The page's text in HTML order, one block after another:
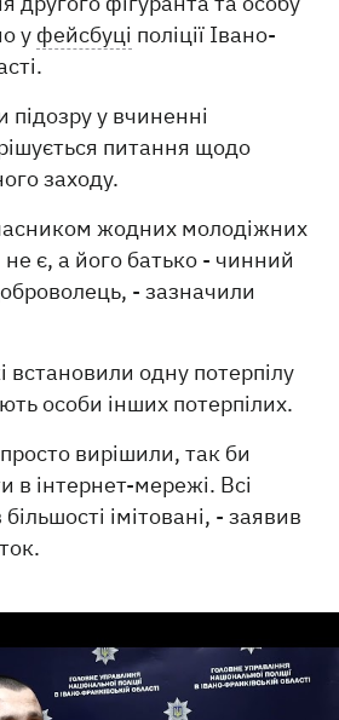
у фейсбуці поліції Івано-
у вчиненні
питання щодо
заходу.
жодних молодіжних
є, а його батько - чинний
- зазначили
встановили одну потерпілу
особи інших потерпілих.
вирішили, так би
в інтернет-мережі. Всі
імітовані, - заявив